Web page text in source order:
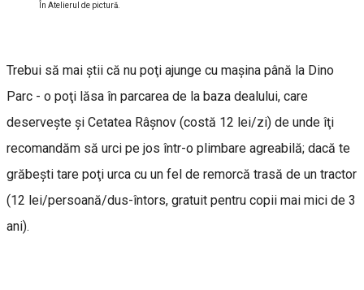
În Atelierul de pictură.
Trebui să mai ştii că nu poţi ajunge cu maşina până la Dino
Parc - o poţi lăsa în parcarea de la baza dealului, care
deservește și Cetatea Râșnov (costă 12 lei/zi) de unde îţi
recomandăm să urci pe jos într-o plimbare agreabilă; dacă te
grăbeşti tare poţi urca cu un fel de remorcă trasă de un tractor
(12 lei/persoană/dus-întors, gratuit pentru copii mai mici de 3
ani).